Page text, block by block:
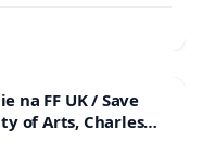
na FF UK / Save
of Arts, Charles